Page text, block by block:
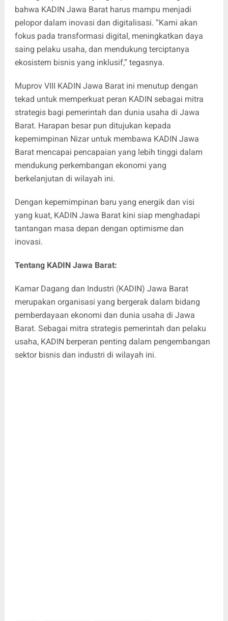
bahwa KADIN Jawa Barat harus mampu menjadi
pelopor dalam inovasi dan digitalisasi. “Kami akan
fokus pada transformasi digital, meningkatkan daya
saing pelaku usaha, dan mendukung terciptanya
ekosistem bisnis yang inklusif,” tegasnya.
Muprov VIII KADIN Jawa Barat ini menutup dengan
tekad untuk memperkuat peran KADIN sebagai mitra
strategis bagi pemerintah dan dunia usaha di Jawa
Barat. Harapan besar pun ditujukan kepada
kepemimpinan Nizar untuk membawa KADIN Jawa
Barat mencapai pencapaian yang lebih tinggi dalam
mendukung perkembangan ekonomi yang
berkelanjutan di wilayah ini.
Dengan kepemimpinan baru yang energik dan visi
yang kuat, KADIN Jawa Barat kini siap menghadapi
tantangan masa depan dengan optimisme dan
inovasi.
Tentang KADIN Jawa Barat:
Kamar Dagang dan Industri (KADIN) Jawa Barat
merupakan organisasi yang bergerak dalam bidang
pemberdayaan ekonomi dan dunia usaha di Jawa
Barat. Sebagai mitra strategis pemerintah dan pelaku
usaha, KADIN berperan penting dalam pengembangan
sektor bisnis dan industri di wilayah ini.